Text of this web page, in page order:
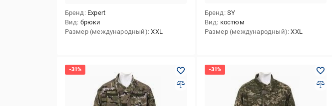
Бренд Expert
Вид брюки
Размер (международный) XXL
Бренд SY
Вид костюм
Размер (международный) XXL